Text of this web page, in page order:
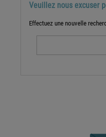
Veuillez nous excuser
Effectuez une nouvelle